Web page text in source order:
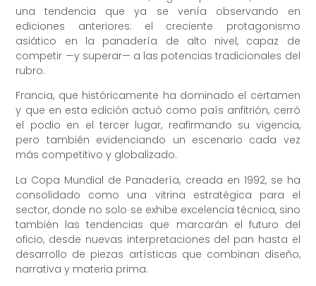
una tendencia que ya se venía observando en
ediciones anteriores: el creciente protagonismo
asiático en la panadería de alto nivel, capaz de
competir —y superar— a las potencias tradicionales del
rubro.
Francia, que históricamente ha dominado el certamen
y que en esta edición actuó como país anfitrión, cerró
el podio en el tercer lugar, reafirmando su vigencia,
pero también evidenciando un escenario cada vez
más competitivo y globalizado.
La Copa Mundial de Panadería, creada en 1992, se ha
consolidado como una vitrina estratégica para el
sector, donde no solo se exhibe excelencia técnica, sino
también las tendencias que marcarán el futuro del
oficio, desde nuevas interpretaciones del pan hasta el
desarrollo de piezas artísticas que combinan diseño,
narrativa y materia prima.